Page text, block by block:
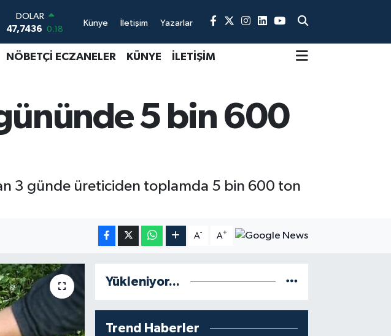
DOLAR
47,7436 0.18
EURO
55,2510 0.32
6660.55
0.03
BİST100
13.779
Künye İletişim Yazarlar
NÖBETÇİ ECZANELER KÜNYE İLETİŞİM
5 bin 600
3 günde üreticiden toplamda 5 bin 600 ton
A- A+
Yükleniyor...
Trend Haberler